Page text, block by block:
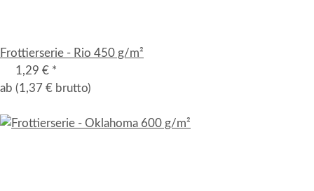
Frottierserie - Rio 450 g/m²
ab
1,29 € *
(1,37 € brutto)